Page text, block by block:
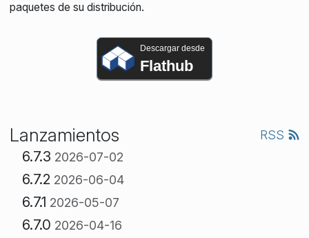
paquetes de su distribución.
Descargar desde
Flathub
Lanzamientos RSS
6.7.3 2026-07-02
6.7.2 2026-06-04
6.7.1 2026-05-07
6.7.0 2026-04-16